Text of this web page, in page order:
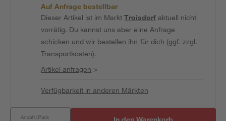
Auf Anfrage bestellbar
Dieser Artikel ist im MarktTroisdorfaktuell nicht
vorrätig. Du kannst uns aber eine Anfrage
schicken und wir bestellen ihn für dich (ggf. zzgl.
Transportkosten).
Artikel anfragen >
Verfügbarkeit in anderen Märkten
Anzahl: Pack In den Warenkorb